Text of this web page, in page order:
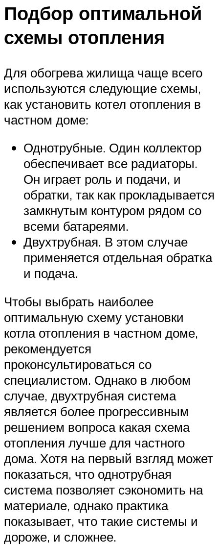
Подбор оптимальной
схемы отопления
Для обогрева жилища чаще всего
используются следующие схемы,
как установить котел отопления в
частном доме:
Однотрубные. Один коллектор
обеспечивает все радиаторы.
Он играет роль и подачи, и
обратки, так как прокладывается
замкнутым контуром рядом со
всеми батареями.
Двухтрубная. В этом случае
применяется отдельная обратка
и подача.
Чтобы выбрать наиболее
оптимальную схему установки
котла отопления в частном доме,
рекомендуется
проконсультироваться со
специалистом. Однако в любом
случае, двухтрубная система
является более прогрессивным
решением вопроса какая схема
отопления лучше для частного
дома. Хотя на первый взгляд может
показаться, что однотрубная
система позволяет сэкономить на
материале, однако практика
показывает, что такие системы и
дороже, и сложнее.